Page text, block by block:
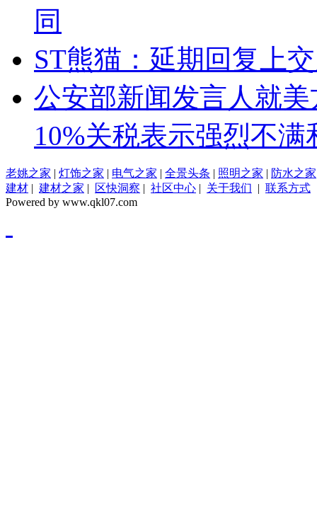
同
ST熊猫：延期回复上
公安部新闻发言人就
10%关税表示强烈不满
老姚之家 | 灯饰之家 | 电气之家 | 全景头条 | 照明之家 | 防水之家
建材 | 建材之家 | 区快洞察 | 社区中心 | 关于我们 | 联系方式
Powered by www.qkl07.com